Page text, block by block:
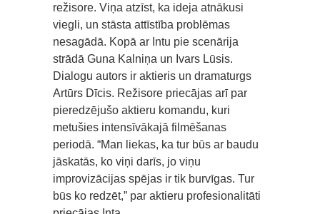
režisore. Viņa atzīst, ka ideja atnākusi
viegli, un stāsta attīstība problēmas
nesagādā. Kopā ar Intu pie scenārija
strādā Guna Kalniņa un Ivars Lūsis.
Dialogu autors ir aktieris un dramaturgs
Artūrs Dīcis. Režisore priecājas arī par
pieredzējušo aktieru komandu, kuri
metušies intensīvākajā filmēšanas
periodā. “Man liekas, ka tur būs ar baudu
jāskatās, ko viņi darīs, jo viņu
improvizācijas spējas ir tik burvīgas. Tur
būs ko redzēt,” par aktieru profesionalitāti